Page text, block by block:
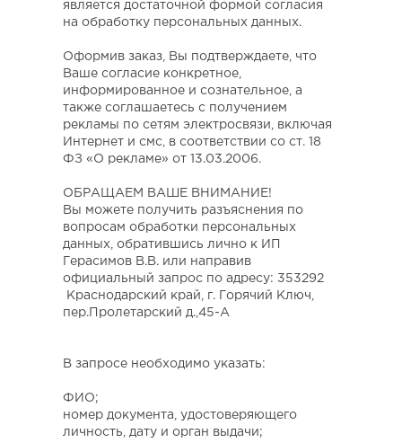
является достаточной формой согласия
на обработку персональных данных.
Оформив заказ, Вы подтверждаете, что
Ваше согласие конкретное,
информированное и сознательное, а
также соглашаетесь с получением
рекламы по сетям электросвязи, включая
Интернет и смс, в соответствии со ст. 18
ФЗ «О рекламе» от 13.03.2006.
ОБРАЩАЕМ ВАШЕ ВНИМАНИЕ!
Вы можете получить разъяснения по
вопросам обработки персональных
данных, обратившись лично к ИП
Герасимов В.В. или направив
официальный запрос по адресу: 353292
Краснодарский край, г. Горячий Ключ,
пер.Пролетарский д.,45-А
В запросе необходимо указать:
ФИО;
номер документа, удостоверяющего
личность, дату и орган выдачи;